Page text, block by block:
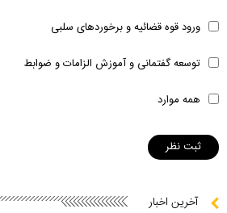
ورود قوه قضائیه و برخوردهای سلبی
توسعه گفتمانی و آموزش الزامات و ضوابط
همه موارد
آخرین اخبار